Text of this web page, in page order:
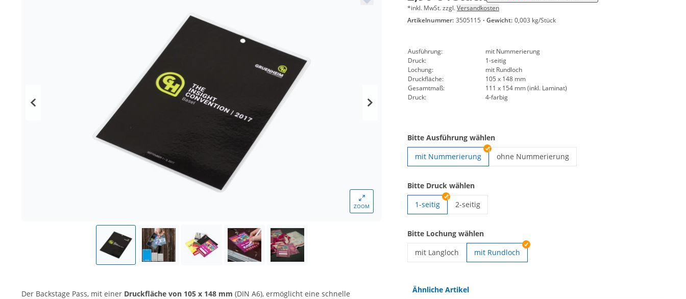
ZOOM
ab 800 Stück 0,76 €*
*inkl. MwSt. zzgl.Versandkosten
Artikelnummer: 3505115 · Gewicht: 0,003 kg/Stück
Ausführung:
mit Nummerierung
Druck:
1-seitig
Lochung:
mit Rundloch
Druckfläche:
105 x 148 mm
Gesamtmaß:
111 x 154 mm (inkl. Laminat)
Druck:
4-farbig
Bitte Ausführung wählen
mit Nummerierung
ohne Nummerierung
Bitte Druck wählen
1-seitig
2-seitig
Bitte Lochung wählen
mit Langloch
mit Rundloch
Der Backstage Pass, mit einer Druckfläche von 105 x 148 mm (DIN A6), ermöglicht eine schnelle
Ähnliche Artikel